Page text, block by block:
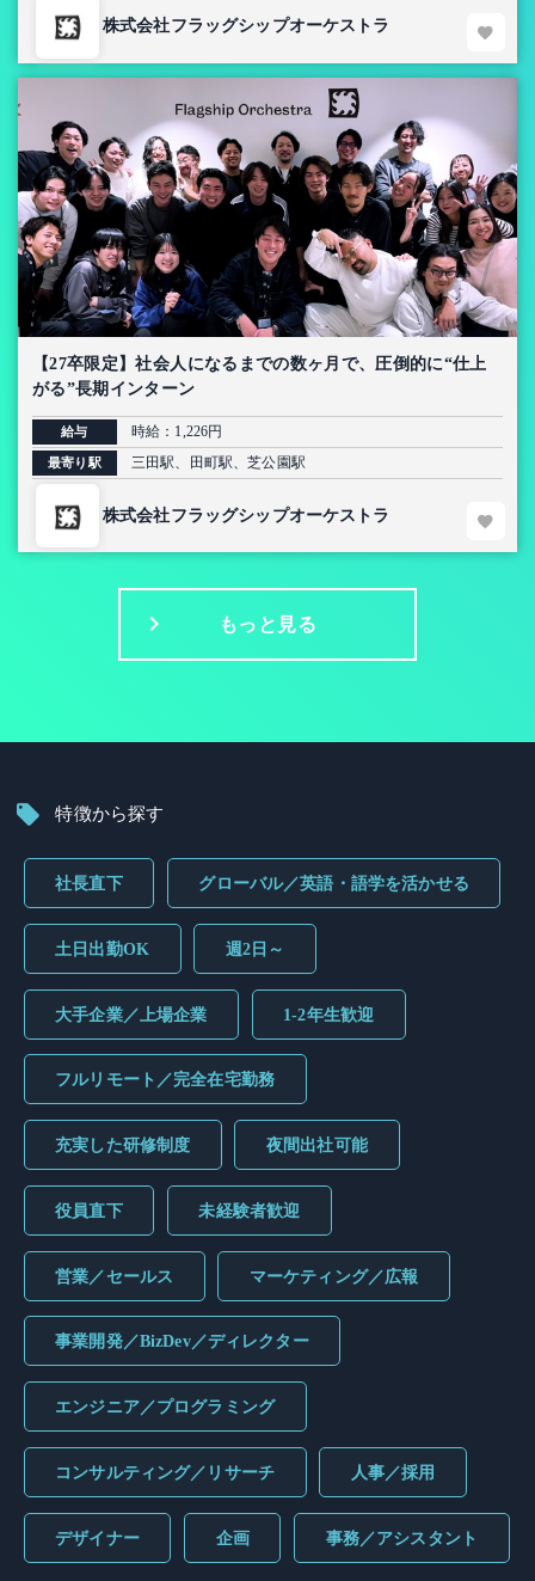
株式会社フラッグシップオーケストラ
【27卒限定】社会人になるまでの数ヶ月で、圧倒的に“仕上
がる”長期インターン
給与 時給：1,226円
最寄り駅 三田駅、田町駅、芝公園駅
株式会社フラッグシップオーケストラ
もっと見る
特徴から探す
社長直下 グローバル／英語・語学を活かせる
土日出勤OK 週2日～
大手企業／上場企業 1-2年生歓迎
フルリモート／完全在宅勤務
充実した研修制度 夜間出社可能
役員直下 未経験者歓迎
営業／セールス マーケティング／広報
事業開発／BizDev／ディレクター
エンジニア／プログラミング
コンサルティング／リサーチ 人事／採用
デザイナー 企画 事務／アシスタント